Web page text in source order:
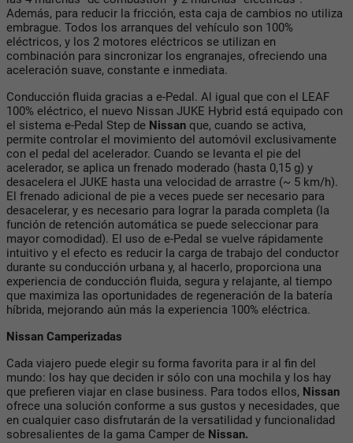
Además, para reducir la fricción, esta caja de cambios no utiliza
embrague. Todos los arranques del vehículo son 100%
eléctricos, y los 2 motores eléctricos se utilizan en
combinación para sincronizar los engranajes, ofreciendo una
aceleración suave, constante e inmediata.
Conducción fluida gracias a e-Pedal. Al igual que con el LEAF
100% eléctrico, el nuevo Nissan JUKE Hybrid está equipado con
el sistema e-Pedal Step de Nissan que, cuando se activa,
permite controlar el movimiento del automóvil exclusivamente
con el pedal del acelerador. Cuando se levanta el pie del
acelerador, se aplica un frenado moderado (hasta 0,15 g) y
desacelera el JUKE hasta una velocidad de arrastre (~ 5 km/h).
El frenado adicional de pie a veces puede ser necesario para
desacelerar, y es necesario para lograr la parada completa (la
función de retención automática se puede seleccionar para
mayor comodidad). El uso de e-Pedal se vuelve rápidamente
intuitivo y el efecto es reducir la carga de trabajo del conductor
durante su conducción urbana y, al hacerlo, proporciona una
experiencia de conducción fluida, segura y relajante, al tiempo
que maximiza las oportunidades de regeneración de la batería
híbrida, mejorando aún más la experiencia 100% eléctrica.
Nissan Camperizadas
Cada viajero puede elegir su forma favorita para ir al fin del
mundo: los hay que deciden ir sólo con una mochila y los hay
que prefieren viajar en clase business. Para todos ellos, Nissan
ofrece una solución conforme a sus gustos y necesidades, que
en cualquier caso disfrutarán de la versatilidad y funcionalidad
sobresalientes de la gama Camper de Nissan.